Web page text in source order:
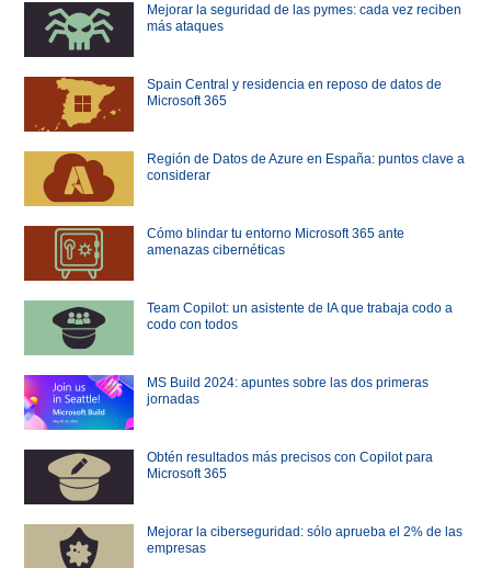
Mejorar la seguridad de las pymes: cada vez reciben
más ataques
Spain Central y residencia en reposo de datos de
Microsoft 365
Región de Datos de Azure en España: puntos clave a
considerar
Cómo blindar tu entorno Microsoft 365 ante
amenazas cibernéticas
Team Copilot: un asistente de IA que trabaja codo a
codo con todos
MS Build 2024: apuntes sobre las dos primeras
jornadas
Obtén resultados más precisos con Copilot para
Microsoft 365
Mejorar la ciberseguridad: sólo aprueba el 2% de las
empresas